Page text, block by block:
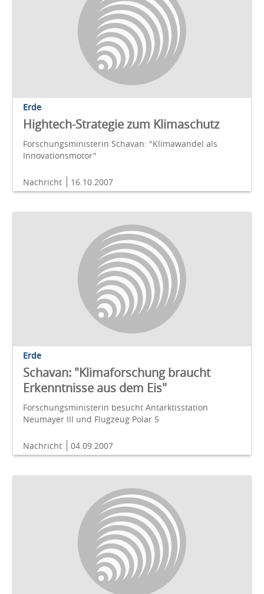
Erde
Hightech-Strategie zum Klimaschutz
Forschungsministerin Schavan: "Klimawandel als
Innovationsmotor"
Nachricht 16.10.2007
Erde
Schavan: "Klimaforschung braucht
Erkenntnisse aus dem Eis"
Forschungsministerin besucht Antarktisstation
Neumayer III und Flugzeug Polar 5
Nachricht 04.09.2007